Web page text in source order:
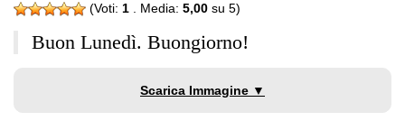
(Voti: 1 . Media: 5,00 su 5)
Buon Lunedì. Buongiorno!
Scarica Immagine ▼